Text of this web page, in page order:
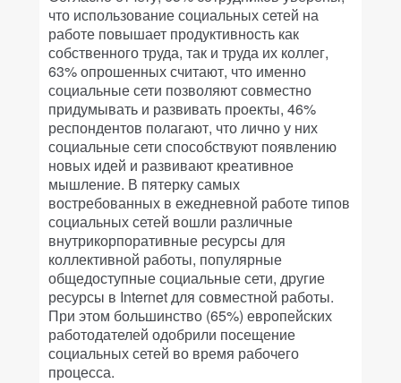
что использование социальных сетей на
работе повышает продуктивность как
собственного труда, так и труда их коллег,
63% опрошенных считают, что именно
социальные сети позволяют совместно
придумывать и развивать проекты, 46%
респондентов полагают, что лично у них
социальные сети способствуют появлению
новых идей и развивают креативное
мышление. В пятерку самых
востребованных в ежедневной работе типов
социальных сетей вошли различные
внутрикорпоративные ресурсы для
коллективной работы, популярные
общедоступные социальные сети, другие
ресурсы в Internet для совместной работы.
При этом большинство (65%) европейских
работодателей одобрили посещение
социальных сетей во время рабочего
процесса.